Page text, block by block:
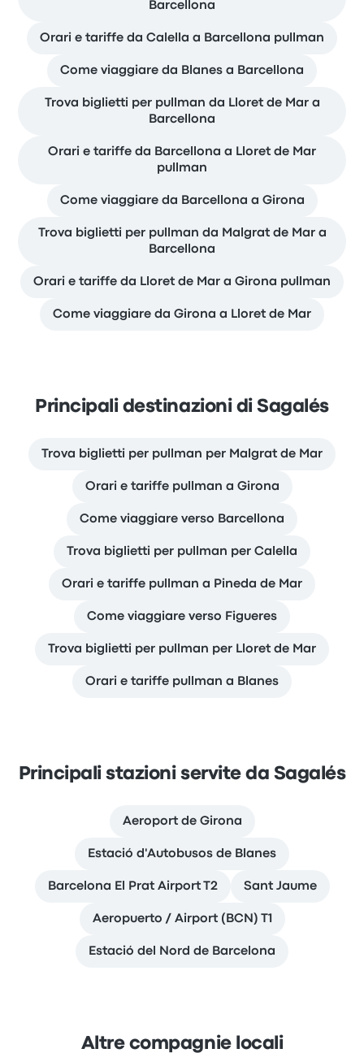
Barcellona
Orari e tariffe da Calella a Barcellona pullman
Come viaggiare da Blanes a Barcellona
Trova biglietti per pullman da Lloret de Mar a
Barcellona
Orari e tariffe da Barcellona a Lloret de Mar
pullman
Come viaggiare da Barcellona a Girona
Trova biglietti per pullman da Malgrat de Mar a
Barcellona
Orari e tariffe da Lloret de Mar a Girona pullman
Come viaggiare da Girona a Lloret de Mar
Principali destinazioni di Sagalés
Trova biglietti per pullman per Malgrat de Mar
Orari e tariffe pullman a Girona
Come viaggiare verso Barcellona
Trova biglietti per pullman per Calella
Orari e tariffe pullman a Pineda de Mar
Come viaggiare verso Figueres
Trova biglietti per pullman per Lloret de Mar
Orari e tariffe pullman a Blanes
Principali stazioni servite da Sagalés
Aeroport de Girona
Estació d'Autobusos de Blanes
Barcelona El Prat Airport T2 Sant Jaume
Aeropuerto / Airport (BCN) T1
Estació del Nord de Barcelona
Altre compagnie locali